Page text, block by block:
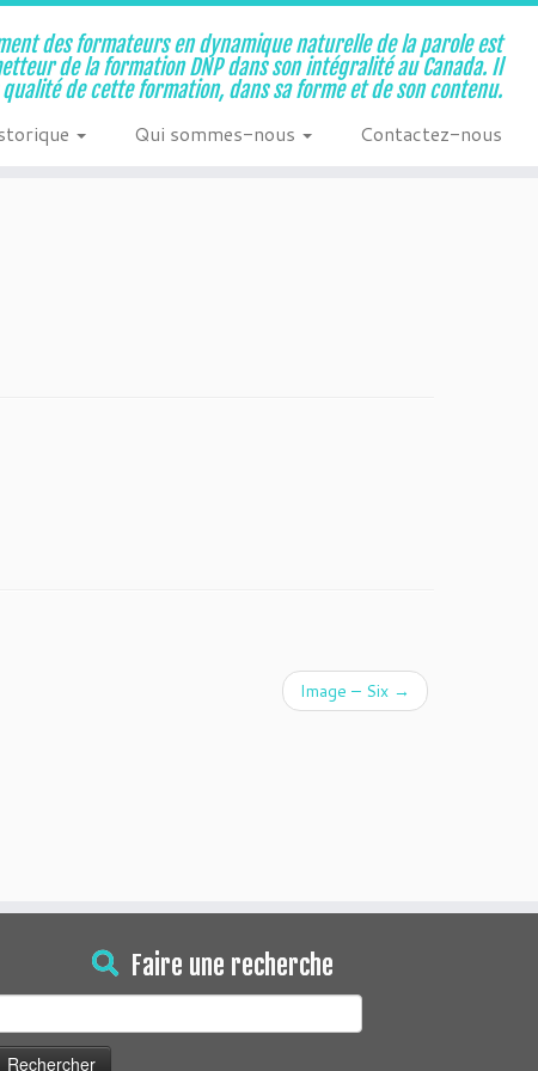
des formateurs en dynamique naturelle de la parole est
de la formation DNP dans son intégralité au Canada. Il
de cette formation, dans sa forme et de son contenu.
Qui sommes-nous Contactez-nous
Image – Six →
Faire une recherche